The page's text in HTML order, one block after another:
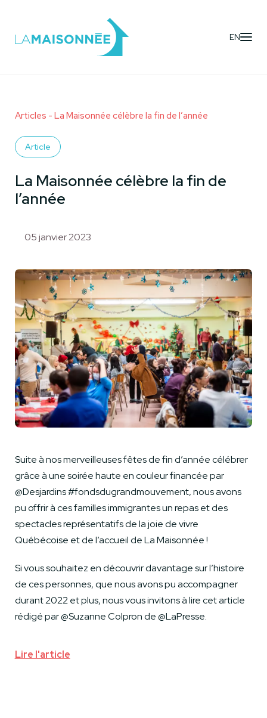
EN
Articles - La Maisonnée célèbre la fin de l’année
Article
La Maisonnée célèbre la fin de
l’année
05 janvier 2023
Suite à nos merveilleuses fêtes de fin d’année célébrer
grâce à une soirée haute en couleur financée par
@Desjardins #fondsdugrandmouvement, nous avons
pu offrir à ces familles immigrantes un repas et des
spectacles représentatifs de la joie de vivre
Québécoise et de l’accueil de La Maisonnée !
Si vous souhaitez en découvrir davantage sur l’histoire
de ces personnes, que nous avons pu accompagner
durant 2022 et plus, nous vous invitons à lire cet article
rédigé par @Suzanne Colpron de @LaPresse.
Lire l'article